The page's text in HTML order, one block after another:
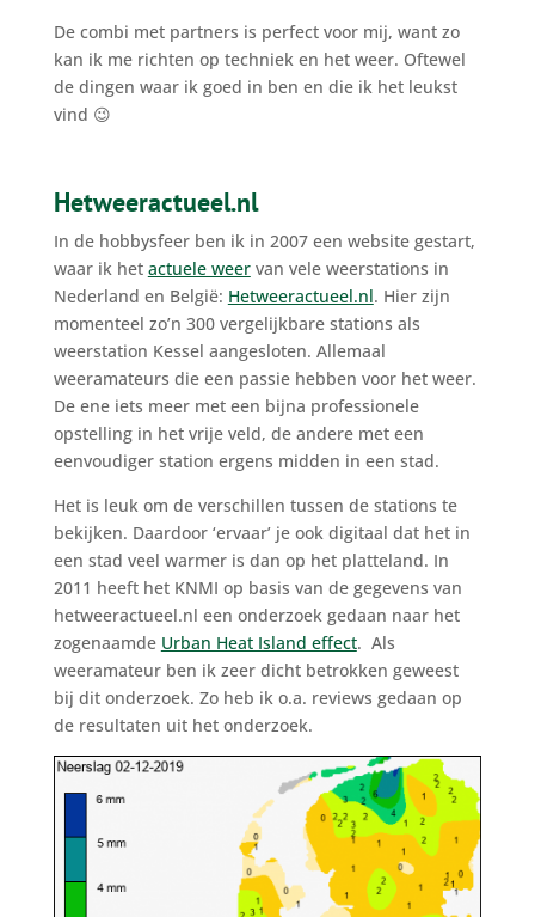
De combi met partners is perfect voor mij, want zo
kan ik me richten op techniek en het weer. Oftewel
de dingen waar ik goed in ben en die ik het leukst
vind 😉
Hetweeractueel.nl
In de hobbysfeer ben ik in 2007 een website gestart,
waar ik het actuele weervan vele weerstations in
Nederland en België: Hetweeractueel.nl. Hier zijn
momenteel zo’n 300 vergelijkbare stations als
weerstation Kessel aangesloten. Allemaal
weeramateurs die een passie hebben voor het weer.
De ene iets meer met een bijna professionele
opstelling in het vrije veld, de andere met een
eenvoudiger station ergens midden in een stad.
Het is leuk om de verschillen tussen de stations te
bekijken. Daardoor ‘ervaar’ je ook digitaal dat het in
een stad veel warmer is dan op het platteland. In
2011 heeft het KNMI op basis van de gegevens van
hetweeractueel.nl een onderzoek gedaan naar het
zogenaamde Urban Heat Island effect. Als
weeramateur ben ik zeer dicht betrokken geweest
bij dit onderzoek. Zo heb ik o.a. reviews gedaan op
de resultaten uit het onderzoek.